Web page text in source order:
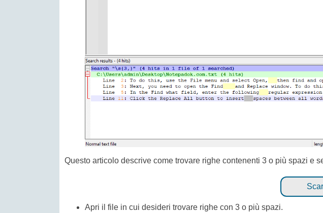
Questo articolo descrive come trovare righe contenenti 3 o più spazi e
Apri il file in cui desideri trovare righe con 3 o più spazi.